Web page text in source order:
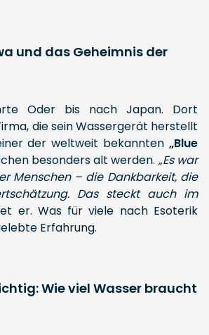
und das Geheimnis der
Oder bis nach Japan. Dort
die sein Wassergerät herstellt
der weltweit bekannten „Blue
besonders alt werden. „Es war
Menschen – die Dankbarkeit, die
Das steckt auch im
er. Was für viele nach Esoterik
Erfahrung.
Wie viel Wasser braucht